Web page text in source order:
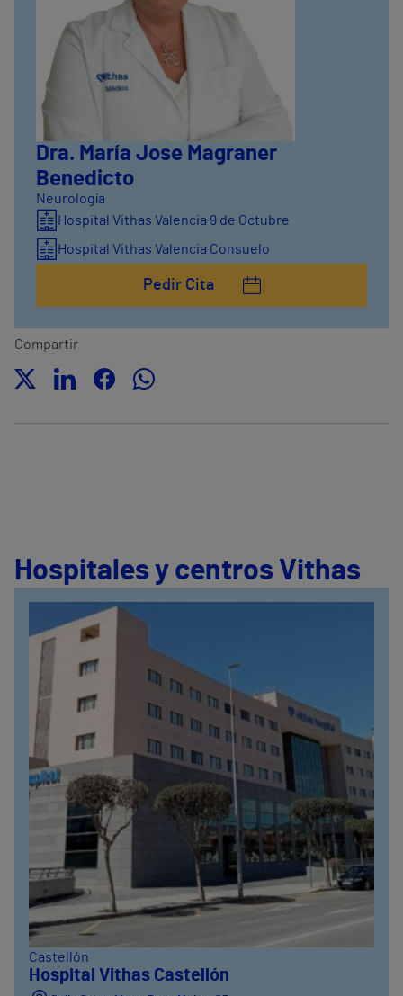
Dra. María Jose Magraner
Benedicto
Neurología
Hospital Vithas Valencia 9 de Octubre
Hospital Vithas Valencia Consuelo
Pedir Cita
Compartir
Hospitales y centros Vithas
Castellón
Hospital Vithas Castellón